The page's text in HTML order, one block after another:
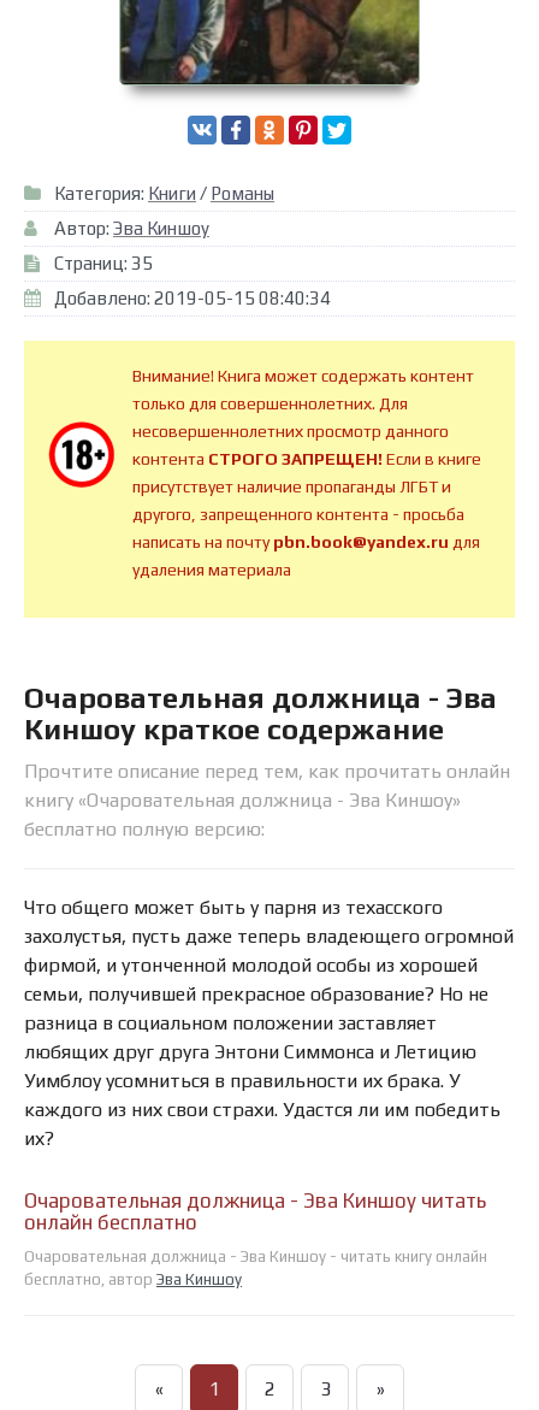
Категория: Книги / Романы
Автор: Эва Киншоу
Страниц: 35
Добавлено: 2019-05-15 08:40:34
Внимание! Книга может содержать контент
только для совершеннолетних. Для
несовершеннолетних просмотр данного
контента СТРОГО ЗАПРЕЩЕН!Если в книге
присутствует наличие пропаганды ЛГБТ и
другого, запрещенного контента - просьба
написать на почтуpbn.book@yandex.ru для
удаления материала
Очаровательная должница - Эва
Киншоу краткое содержание
Прочтите описание перед тем, как прочитать онлайн
книгу «Очаровательная должница - Эва Киншоу»
бесплатно полную версию:
Что общего может быть у парня из техасского
захолустья, пусть даже теперь владеющего огромной
фирмой, и утонченной молодой особы из хорошей
семьи, получившей прекрасное образование? Но не
разница в социальном положении заставляет
любящих друг друга Энтони Симмонса и Летицию
Уимблоу усомниться в правильности их брака. У
каждого из них свои страхи. Удастся ли им победить
их?
Очаровательная должница - Эва Киншоу читать
онлайн бесплатно
Очаровательная должница - Эва Киншоу - читать книгу онлайн
бесплатно, автор Эва Киншоу
« 1 2 3 »